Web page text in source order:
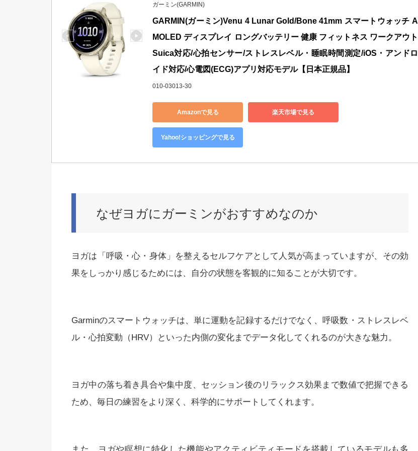
ガーミン(GARMIN)
GARMIN(ガーミン)Venu 4 Lunar Gold/Bone 41mm スマートウォッチ A
MOLED ディスプレイ ロングバッテリー 健康 フィットネス ワークアウト
Suica対応/心拍センサー/ストレスレベル・睡眠時間測定/iOS・アンドロ
イド対応/心電図(ECG)アプリ対応モデル【日本正規品】
010-03013-30
Amazonで見る 楽天市場で見る
Yahoo!ショッピングで見る
なぜヨガにガーミンがおすすめなのか
ヨガは「呼吸・心・身体」を整えるセルフケアとして人気が高まっていますが、その効
果をしっかり感じるためには、自分の状態を客観的に知ることが大切です。
Garminのスマートウォッチは、単に運動を記録するだけでなく、呼吸数・ストレスレベ
ル・心拍変動（HRV）といった内側の変化までデータ化してくれるのが大きな魅力。
ヨガ中の落ち着き具合や集中度、セッション後のリラックス効果まで数値で把握できる
ため、毎日の練習をより深く、科学的にサポートしてくれます。